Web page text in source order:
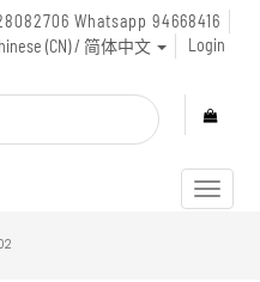
Whatsapp 94668416
(CN) / 简体中文
Login